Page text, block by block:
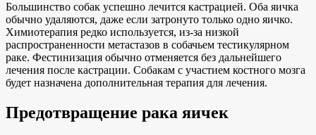
Большинство собак успешно лечится кастрацией. Оба яичка
обычно удаляются, даже если затронуто только одно яичко.
Химиотерапия редко используется, из-за низкой
распространенности метастазов в собачьем тестикулярном
раке. Фестинизация обычно отменяется без дальнейшего
лечения после кастрации. Собакам с участием костного мозга
будет назначена дополнительная терапия для лечения.
Предотвращение рака яичек